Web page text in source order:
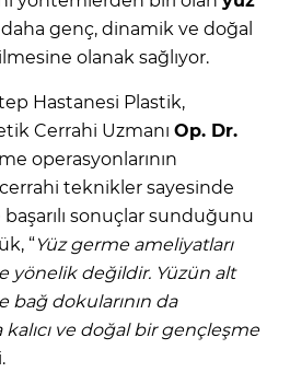
daha genç, dinamik ve doğal
olanak sağlıyor.
Hastanesi Plastik,
Cerrahi Uzmanı Op. Dr.
operasyonlarının
teknikler sayesinde
sonuçlar sunduğunu
“Yüz germe ameliyatları
yönelik değildir. Yüzün alt
bağ dokularının da
ve doğal bir gençleşme